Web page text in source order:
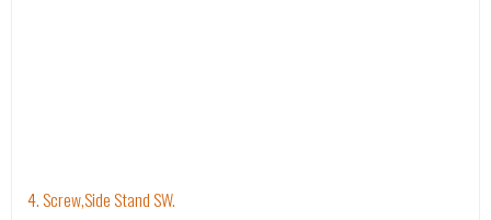
4. Screw,Side Stand SW.